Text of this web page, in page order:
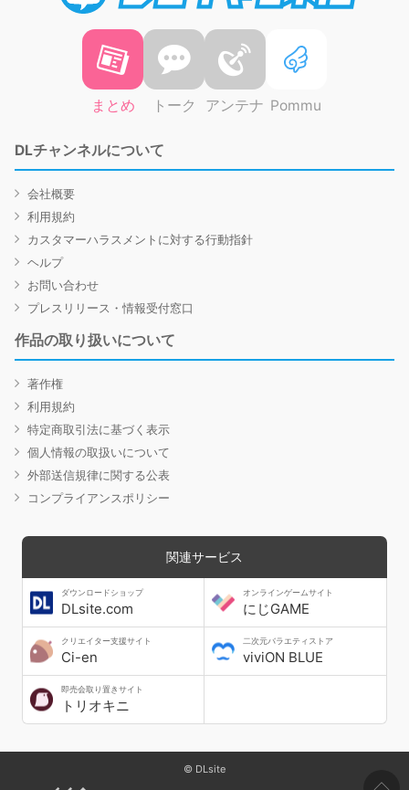
まとめ トーク アンテナ Pommu
DLチャンネルについて
会社概要
利用規約
カスタマーハラスメントに対する行動指針
ヘルプ
お問い合わせ
プレスリリース・情報受付窓口
作品の取り扱いについて
著作権
利用規約
特定商取引法に基づく表示
個人情報の取扱いについて
外部送信規律に関する公表
コンプライアンスポリシー
関連サービス
ダウンロードショップ
DLsite.com
オンラインゲームサイト
にじGAME
クリエイター支援サイト
Ci-en
二次元バラエティストア
viviON BLUE
即売会取り置きサイト
トリオキニ
© DLsite